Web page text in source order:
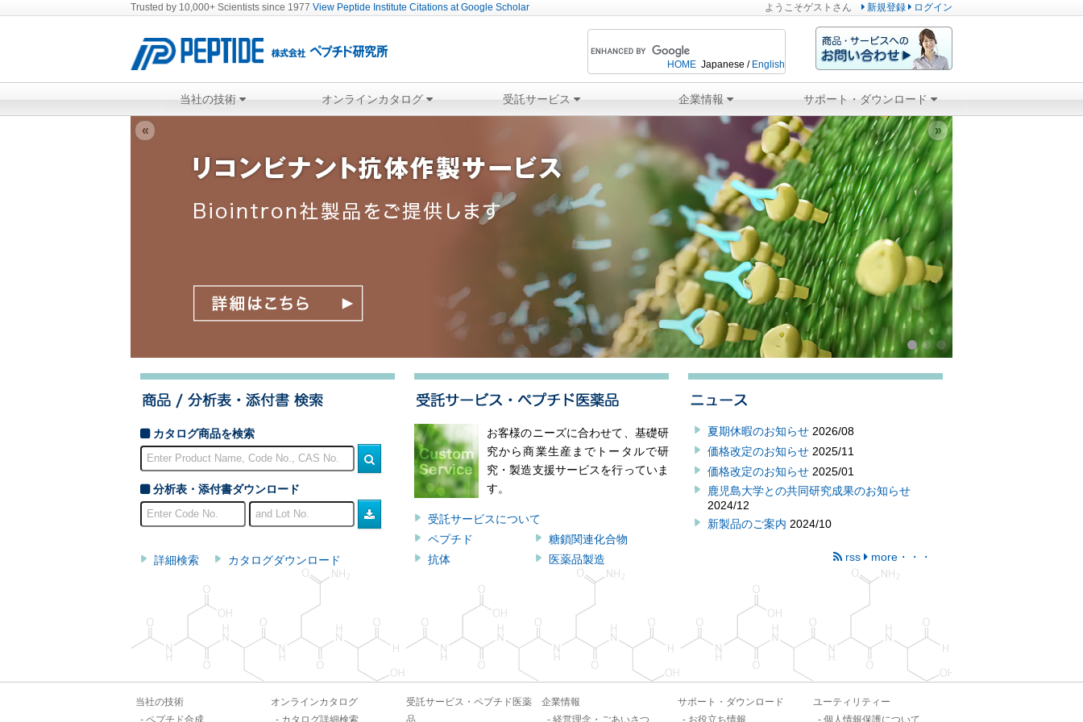
Trusted by 10,000+ Scientists since 1977 View Peptide Institute Citations at Google Scholar ようこそゲスト さん 新規登録 ログイン
Japanese / English
HOME
当社の技術 オンラインカタログ 受託サービス 企業情報 サポート・ダウンロード
« »
カタログ商品を検索
分析表・添付書ダウンロード
詳細検索 カタログダウンロード
お客様のニーズに合わせて、基礎研
究から商業生産までトータルで研
究・製造支援サービスを行っていま
す。
受託サービスについて
ペプチド
糖鎖関連化合物
抗体
医薬品製造
夏期休暇のお知らせ 2026/08
価格改定のお知らせ 2025/11
価格改定のお知らせ 2025/01
鹿児島大学との共同研究成果のお知らせ
2024/12
新製品のご案内 2024/10
rss more・・・
当社の技術
ペプチド合成
オンラインカタログ
カタログ詳細検索
受託サービス・ペプチド医薬
品
企業情報
経営理念・ごあいさつ
サポート・ダウンロード
お役立ち情報
ユーティリティー
個人情報保護について